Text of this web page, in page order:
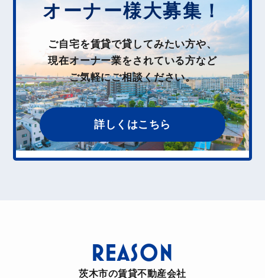
オーナー様大募集！
ご自宅を賃貸で貸してみたい方や、
現在オーナー業をされている方など
ご気軽にご相談ください。
詳しくはこちら
REASON
茨木市の賃貸不動産会社